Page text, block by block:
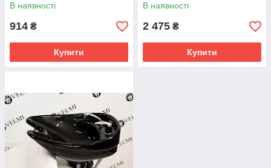
В наявності
914 ₴
Купити
В наявності
2 475 ₴
Купити